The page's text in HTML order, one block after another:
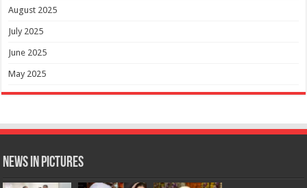
August 2025
July 2025
June 2025
May 2025
News in Pictures